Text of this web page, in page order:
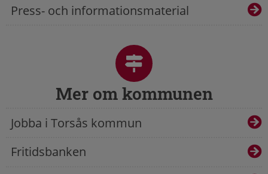
Press- och informationsmaterial
Mer om kommunen
Jobba i Torsås kommun
Fritidsbanken